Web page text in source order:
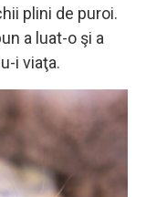
plini de puroi.
a luat-o şi a
i viaţa.